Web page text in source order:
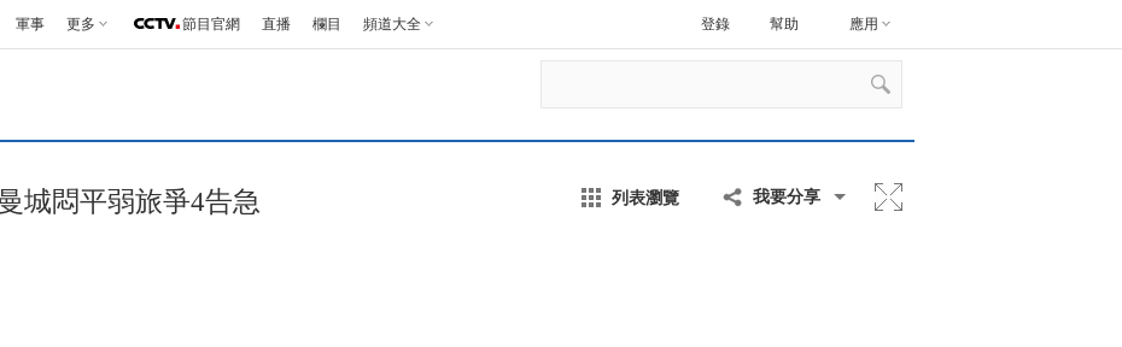
軍事 更多 節目官網 直播 欄目 頻道大全 幫助 應用
登錄
城悶平弱旅爭4告急 列表瀏覽 我要分享